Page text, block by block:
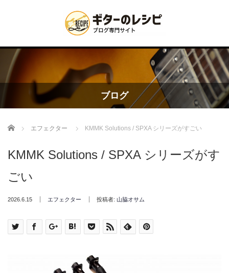
ブログ
Home エフェクター KMMK Solutions / SPXA シリーズがすごい
KMMK Solutions / SPXA シリーズがす
ごい
2026.6.15 エフェクター 投稿者: 山脇オサム